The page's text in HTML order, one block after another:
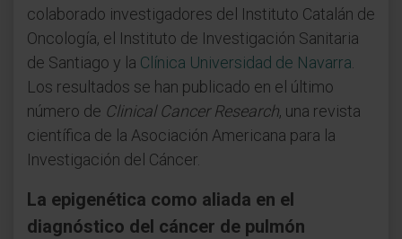
colaborado investigadores del Instituto Catalán de
Oncología, el Instituto de Investigación Sanitaria
de Santiago y la Clínica Universidad de Navarra
Los resultados se han publicado en el último
número de Clinical Cancer Research, una revista
científica de la Asociación Americana para la
Investigación del Cáncer.
La epigenética como aliada en el
diagnóstico del cáncer de pulmón